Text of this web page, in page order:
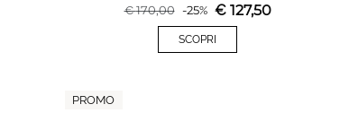
€170,00 -25% € 127,50
SCOPRI
PROMO